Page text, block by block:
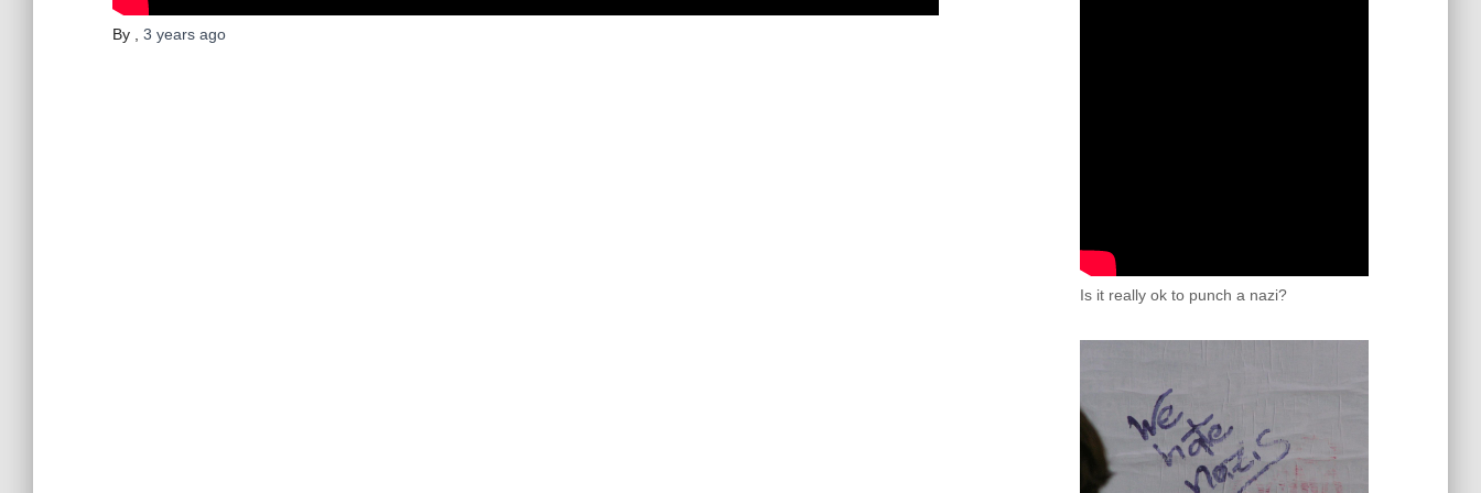
By 3 years ago
Is it really ok to punch a nazi?